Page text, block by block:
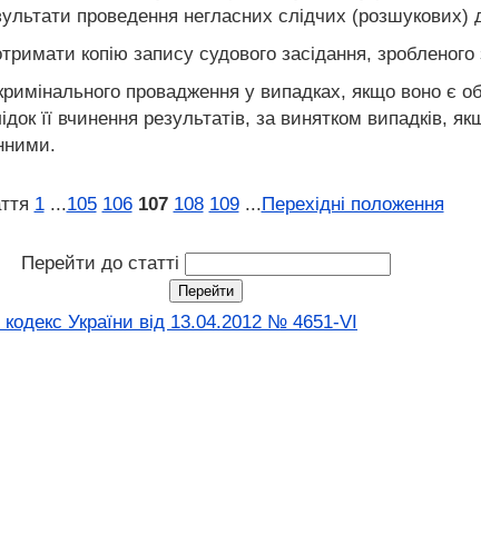
проведення негласних слідчих (розшукових)
копію запису судового засідання, зробленого
провадження у випадках, якщо воно є
її вчинення результатів, за винятком випадків,
1 ...105 106 107 108 109 ...Перехідні положення
Перейти до статті
України від 13.04.2012 № 4651-VI